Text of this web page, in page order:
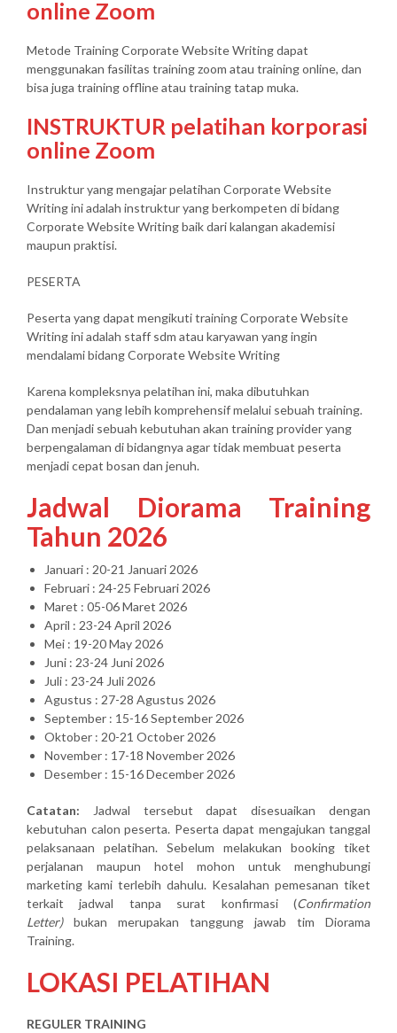
online Zoom
Metode Training Corporate Website Writing dapat
menggunakan fasilitas training zoom atau training online, dan
bisa juga training offline atau training tatap muka.
INSTRUKTUR pelatihan korporasi
online Zoom
Instruktur yang mengajar pelatihan Corporate Website
Writing ini adalah instruktur yang berkompeten di bidang
Corporate Website Writing baik dari kalangan akademisi
maupun praktisi.
PESERTA
Peserta yang dapat mengikuti training Corporate Website
Writing ini adalah staff sdm atau karyawan yang ingin
mendalami bidang Corporate Website Writing
Karena kompleksnya pelatihan ini, maka dibutuhkan
pendalaman yang lebih komprehensif melalui sebuah training.
Dan menjadi sebuah kebutuhan akan training provider yang
berpengalaman di bidangnya agar tidak membuat peserta
menjadi cepat bosan dan jenuh.
Jadwal Diorama Training
Tahun 2026
Januari : 20-21 Januari 2026
Februari : 24-25 Februari 2026
Maret : 05-06 Maret 2026
April : 23-24 April 2026
Mei : 19-20 May 2026
Juni : 23-24 Juni 2026
Juli : 23-24 Juli 2026
Agustus : 27-28 Agustus 2026
September : 15-16 September 2026
Oktober : 20-21 October 2026
November : 17-18 November 2026
Desember : 15-16 December 2026
Catatan: Jadwal tersebut dapat disesuaikan dengan
kebutuhan calon peserta. Peserta dapat mengajukan tanggal
pelaksanaan pelatihan. Sebelum melakukan booking tiket
perjalanan maupun hotel mohon untuk menghubungi
marketing kami terlebih dahulu. Kesalahan pemesanan tiket
terkait jadwal tanpa surat konfirmasi (Confirmation
Letter)bukan merupakan tanggung jawab tim Diorama
Training.
LOKASI PELATIHAN
REGULER TRAINING